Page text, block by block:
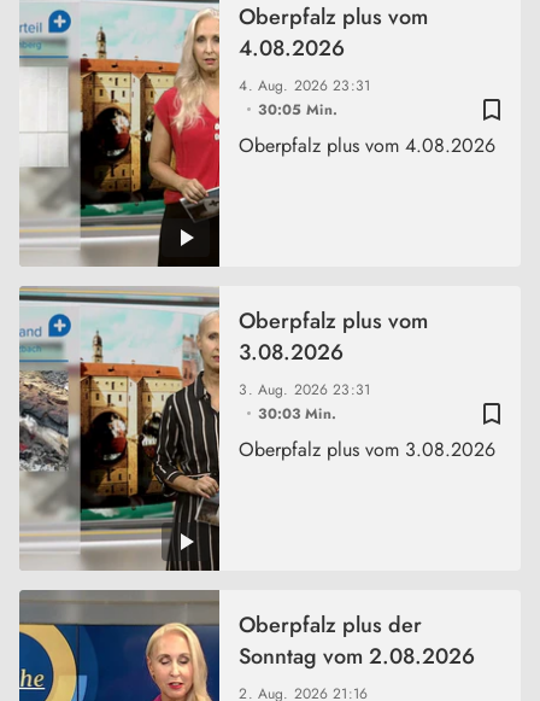
bookmark_border
4. Aug. 202623:31
30:05 Min.
Oberpfalz plus vom
4.08.2026
Oberpfalz plus vom 4.08.2026
bookmark_border
3. Aug. 202623:31
30:03 Min.
Oberpfalz plus vom
3.08.2026
Oberpfalz plus vom 3.08.2026
2. Aug. 202621:16
Oberpfalz plus der
Sonntag vom 2.08.2026